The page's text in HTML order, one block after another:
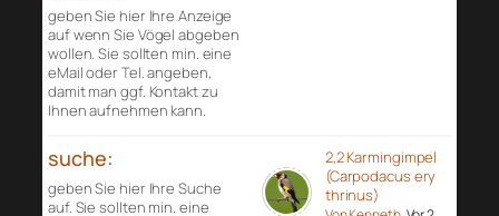
geben Sie hier Ihre Anzeige
auf wenn Sie Vögel abgeben
wollen. Sie sollten min. eine
eMail oder Tel. angeben,
damit man ggf. Kontakt zu
Ihnen aufnehmen kann.
suche:
geben Sie hier Ihre Suche
auf. Sie sollten min. eine
2,2 Karmingimpel
(Carpodacus ery
thrinus)